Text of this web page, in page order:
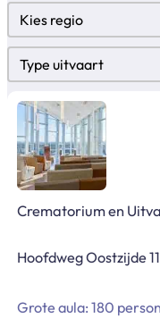
Regio
Select content
Type uitvaart
Select content
Crematorium en
Hoofdweg Oostzijde
Grote aula: 180